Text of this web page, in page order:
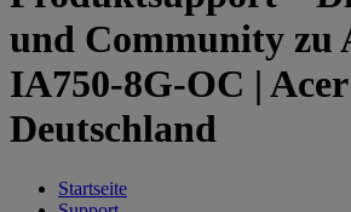
und Community zu
IA750-8G-OC | Acer
Deutschland
Startseite